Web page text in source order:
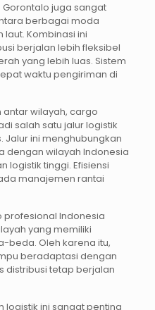
juga sangat
berbagai moda
Kombinasi ini
berjalan lebih fleksibel
yang lebih luas. Sistem
waktu pengiriman di
wilayah, cargo
salah satu jalur logistik
Jalur ini menghubungkan
dengan wilayah Indonesia
logistik tinggi. Efisiensi
manajemen rantai
profesional Indonesia
yang memiliki
beda. Oleh karena itu,
beradaptasi dengan
distribusi tetap berjalan
ini sangat penting